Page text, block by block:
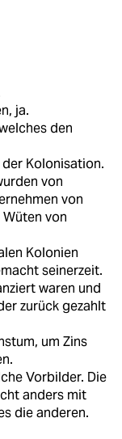
ja.
den
Kolonisation.
von
von
von
Kolonien
seinerzeit.
waren und
zurück gezahlt
um Zins
Vorbilder. Die
anders mit
die anderen.